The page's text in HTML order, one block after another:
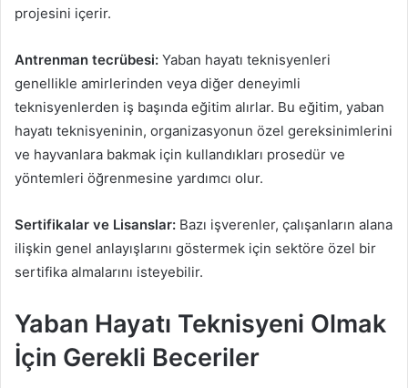
projesini içerir.
Antrenman tecrübesi: Yaban hayatı teknisyenleri
genellikle amirlerinden veya diğer deneyimli
teknisyenlerden iş başında eğitim alırlar. Bu eğitim, yaban
hayatı teknisyeninin, organizasyonun özel gereksinimlerini
ve hayvanlara bakmak için kullandıkları prosedür ve
yöntemleri öğrenmesine yardımcı olur.
Sertifikalar ve Lisanslar: Bazı işverenler, çalışanların alana
ilişkin genel anlayışlarını göstermek için sektöre özel bir
sertifika almalarını isteyebilir.
Yaban Hayatı Teknisyeni Olmak
İçin Gerekli Beceriler